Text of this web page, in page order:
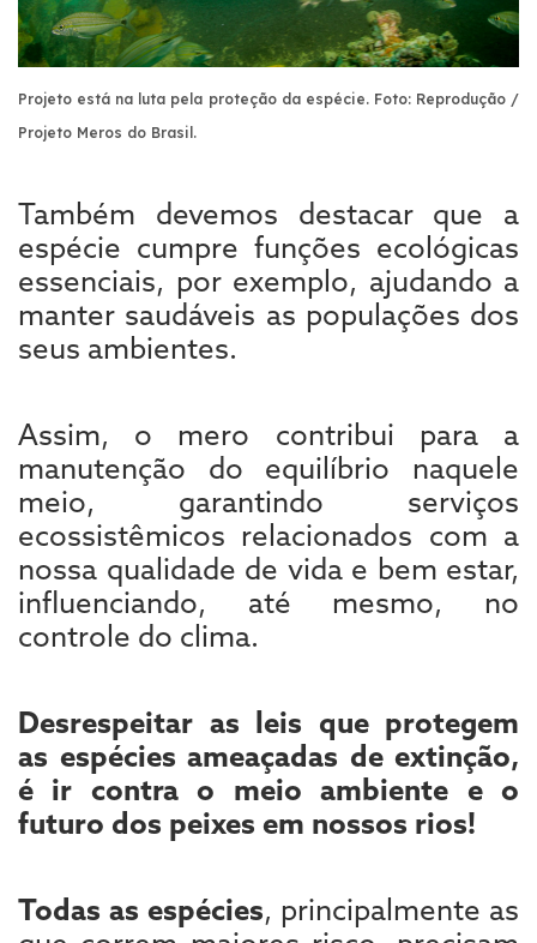
Projeto está na luta pela proteção da espécie. Foto: Reprodução /
Projeto Meros do Brasil.
Também devemos destacar que a
espécie cumpre funções ecológicas
essenciais, por exemplo, ajudando a
manter saudáveis as populações dos
seus ambientes.
Assim, o mero contribui para a
manutenção do equilíbrio naquele
meio, garantindo serviços
ecossistêmicos relacionados com a
nossa qualidade de vida e bem estar,
influenciando, até mesmo, no
controle do clima.
Desrespeitar as leis que protegem
as espécies ameaçadas de extinção,
é ir contra o meio ambiente e o
futuro dos peixes em nossos rios!
Todas as espécies, principalmente as